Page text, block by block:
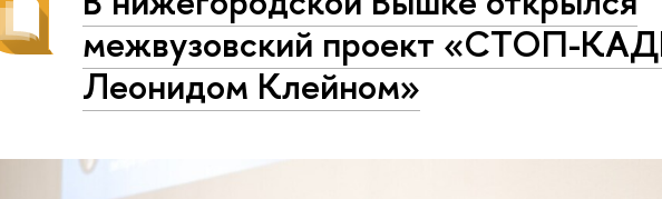
межвузовский проект «СТОП-
Леонидом Клейном»